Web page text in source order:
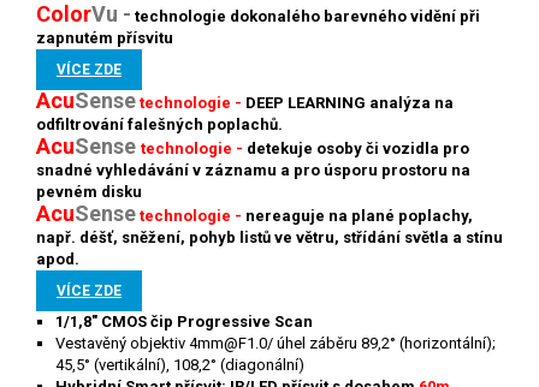
ColorVu - technologie dokonalého barevného vidění při
zapnutém přísvitu
VÍCE ZDE
AcuSense technologie - DEEP LEARNING analýza na
odfiltrování falešných poplachů.
AcuSense technologie - detekuje osoby či vozidla pro
snadné vyhledávání v záznamu a pro úsporu prostoru na
pevném disku
AcuSense technologie - nereaguje na plané poplachy,
např. déšť, sněžení, pohyb listů ve větru, střídání světla a stínu
apod.
VÍCE ZDE
1/1,8" CMOS čip Progressive Scan
Vestavěný objektiv 4mm@F1.0/ úhel záběru 89,2° (horizontální);
45,5° (vertikální), 108,2° (diagonální)